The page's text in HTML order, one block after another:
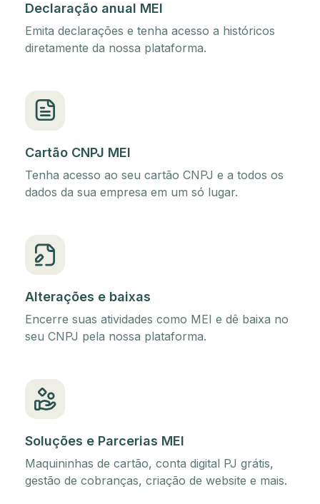
Declaração anual MEI
Emita declarações e tenha acesso a históricos
diretamente da nossa plataforma.
Cartão CNPJ MEI
Tenha acesso ao seu cartão CNPJ e a todos os
dados da sua empresa em um só lugar.
Alterações e baixas
Encerre suas atividades como MEI e dê baixa no
seu CNPJ pela nossa plataforma.
Soluções e Parcerias MEI
Maquininhas de cartão, conta digital PJ grátis,
gestão de cobranças, criação de website e mais.